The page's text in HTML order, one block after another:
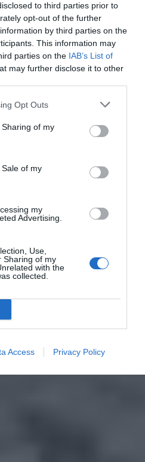
to third parties prior to
opt-out of the further
by third parties on the
This information may
parties on the IAB’s List of
may further disclose it to other
Opt Outs
of my
of my
my
Advertising.
Use,
Sharing of my
with the
collected.
Access Privacy Policy